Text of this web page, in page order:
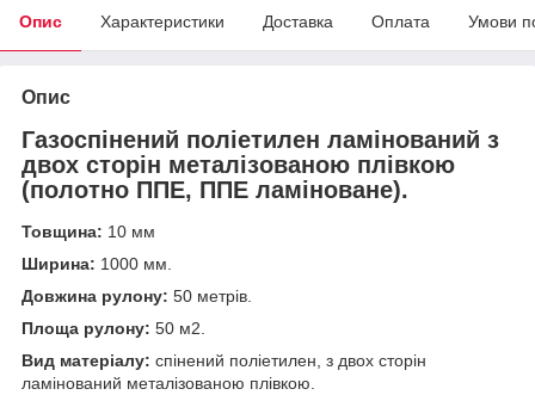
Опис Характеристики Доставка Оплата Умови
Опис
Газоспінений поліетилен ламінований з
двох сторін металізованою плівкою
(полотно ППЕ, ППЕ ламіноване).
Товщина: 10 мм
Ширина: 1000 мм.
Довжина рулону: 50 метрів.
Площа рулону: 50 м2.
Вид матеріалу: спінений поліетилен, з двох сторін
ламінований металізованою плівкою.